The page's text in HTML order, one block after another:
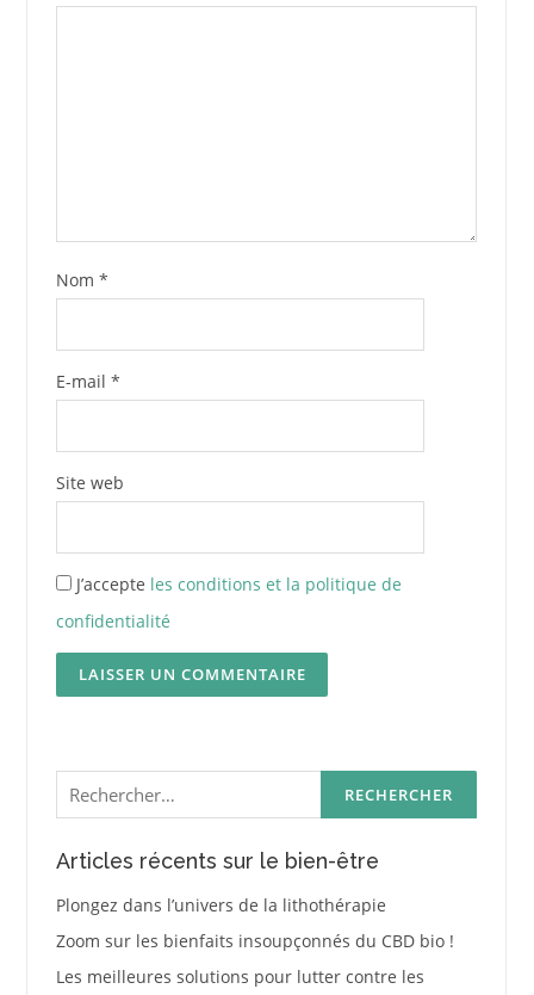
Nom *
E-mail *
Site web
J’accepte les conditions et la politique de
confidentialité
Rechercher :
Articles récents sur le bien-être
Plongez dans l’univers de la lithothérapie
Zoom sur les bienfaits insoupçonnés du CBD bio !
Les meilleures solutions pour lutter contre les